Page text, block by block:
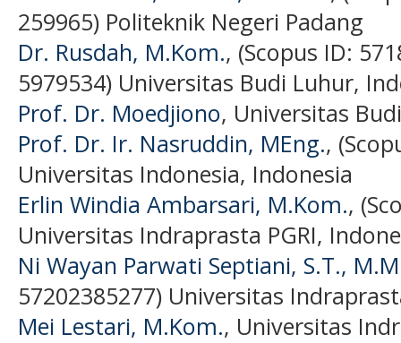
259965) Politeknik Negeri Padang
Dr. Rusdah, M.Kom., (Scopus ID:
5979534) Universitas Budi Luhur,
Prof. Dr. Moedjiono, Universitas
Prof. Dr. Ir. Nasruddin, MEng.,
Universitas Indonesia, Indonesia
Erlin Windia Ambarsari, M.Kom.,
Universitas Indraprasta PGRI,
Ni Wayan Parwati Septiani, S.T.,
57202385277) Universitas
Mei Lestari, M.Kom., Universitas